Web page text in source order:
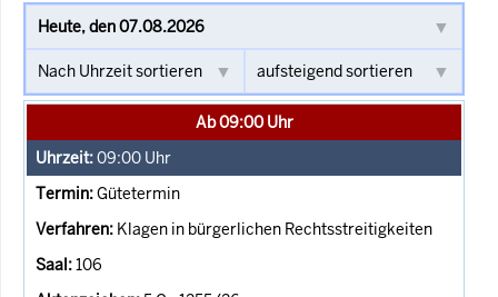
Ab 09:00 Uhr
09:00 Uhr
Gütetermin
Klagen in bürgerlichen Rechtsstreitigkeiten
106